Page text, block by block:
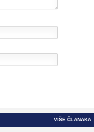
VIŠE ČLANAKA